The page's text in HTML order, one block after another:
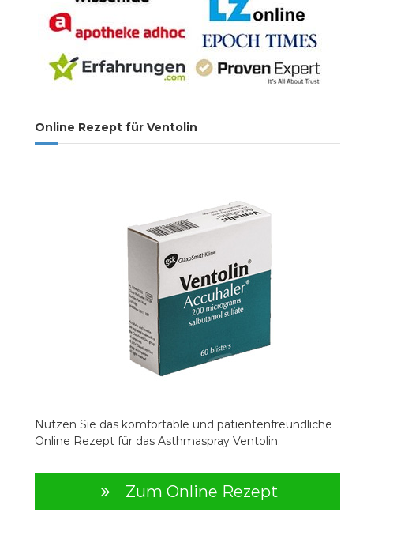
Online Rezept für Ventolin
Nutzen Sie das komfortable und patientenfreundliche
Online Rezept für das Asthmaspray Ventolin.
Zum Online Rezept